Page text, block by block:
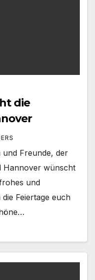
die
und Freunde, der
Hannover wünscht
und
Feiertage euch